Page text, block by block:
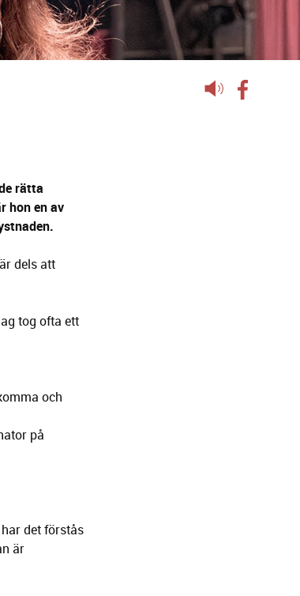
Lyssna
rätta
hon en av
dels att
tog ofta ett
och
på
det förstås
är